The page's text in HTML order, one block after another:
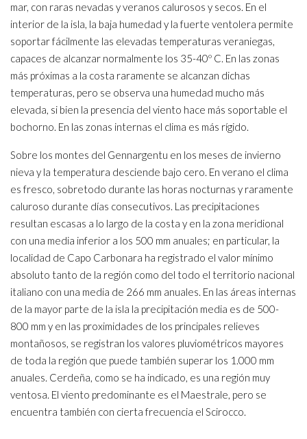
mar, con raras nevadas y veranos calurosos y secos. En el
interior de la isla, la baja humedad y la fuerte ventolera permite
soportar fácilmente las elevadas temperaturas veraniegas,
capaces de alcanzar normalmente los 35-40º C. En las zonas
más próximas a la costa raramente se alcanzan dichas
temperaturas, pero se observa una humedad mucho más
elevada, si bien la presencia del viento hace más soportable el
bochorno. En las zonas internas el clima es más rígido.
Sobre los montes del Gennargentu en los meses de invierno
nieva y la temperatura desciende bajo cero. En verano el clima
es fresco, sobretodo durante las horas nocturnas y raramente
caluroso durante días consecutivos. Las precipitaciones
resultan escasas a lo largo de la costa y en la zona meridional
con una media inferior a los 500 mm anuales; en particular, la
localidad de Capo Carbonara ha registrado el valor mínimo
absoluto tanto de la región como del todo el territorio nacional
italiano con una media de 266 mm anuales. En las áreas internas
de la mayor parte de la isla la precipitación media es de 500-
800 mm y en las proximidades de los principales relieves
montañosos, se registran los valores pluviométricos mayores
de toda la región que puede también superar los 1.000 mm
anuales. Cerdeña, como se ha indicado, es una región muy
ventosa. El viento predominante es el Maestrale, pero se
encuentra también con cierta frecuencia el Scirocco.